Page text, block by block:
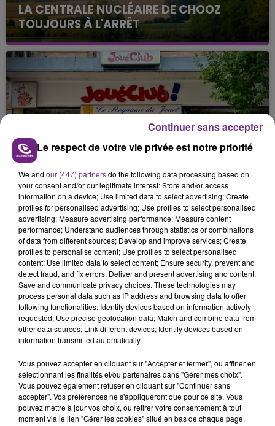
LA CENTRALE NUCLÉAIRE DE CHOOZ
TOUJOURS À L'ARRÊT
Cela fait déjà une semaine que la centrale
nucléaire ardennaise est à l'arrêt. Une situation
justifiée par la sécheresse intense qui est toujours
présente.
LE MAGASIN JOUÉCLUB DE REIMS FERME
SES PORTES
C'était l'une des institutions du centre-ville
rémois. Le magasin JouéClub est contraint de
fermer ses portes.
TITRES DIFFUSÉS
10h00
10h00
SHAKIRA FEAT. BURNA BOY
Dai Dai
9h57
9h57
PIERRE DE MAERE
Je Pense A Vous
Le respect de votre vie privée est notre priorité
We and our (447) partnersdo the following data processing based on
your consent and/or our legitimate interest: Store and/or access
information on a device; Use limited data to select advertising; Create
profiles for personalised advertising; Use profiles to select personalised
advertising; Measure advertising performance; Measure content
performance; Understand audiences through statistics or combinations
of data from different sources; Develop and improve services; Create
profiles to personalise content; Use profiles to select personalised
content; Use limited data to select content; Ensure security, prevent and
detect fraud, and fix errors; Deliver and present advertising and content;
Save and communicate privacy choices. These technologies may
process personal data such as IP address and browsing data to offer
following functionalities: Identify devices based on information actively
requested; Use precise geolocation data; Match and combine data from
other data sources; Link different devices; Identify devices based on
information transmitted automatically.
Vous pouvez accepter en cliquant sur "Accepter et fermer", ou affiner en
sélectionnant les finalités et/ou partenaires dans "Gérer mes choix".
Vous pouvez également refuser en cliquant sur "Continuer sans
accepter". Vos préférences ne s'appliqueront que pour ce site. Vous
pouvez mettre à jour vos choix, ou retirer votre consentement à tout
moment via le lien "Gérer les cookies" situé en bas de chaque page.
Continuer sans accepter